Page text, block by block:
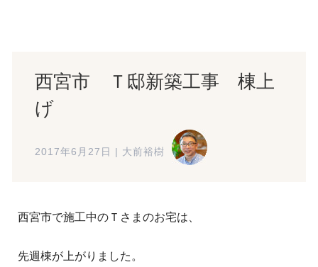
西宮市 Ｔ邸新築工事 棟上
げ
2017年6月27日 大前裕樹
西宮市で施工中のＴさまのお宅は、
先週棟が上がりました。